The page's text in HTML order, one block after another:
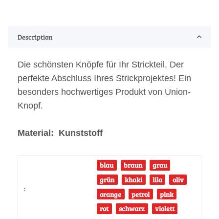
Description
Die schönsten Knöpfe für Ihr Strickteil. Der
perfekte Abschluss Ihres Strickprojektes! Ein
besonders hochwertiges Produkt von Union-
Knopf.
Material: Kunststoff
:
blau braun
grau
grün
khaki lila
oliv
orange
petrol
pink
rot
schwarz violett